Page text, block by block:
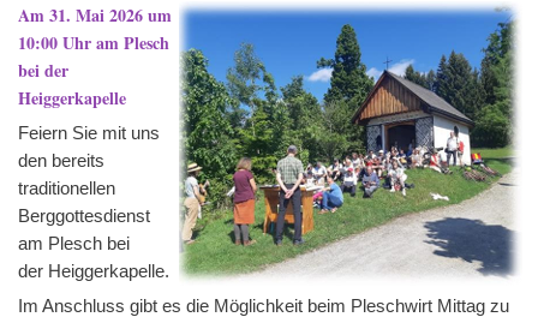
Am 31. Mai 2026 um
10:00 Uhr am Plesch
bei der
Heiggerkapelle
Feiern Sie mit uns
den bereits
traditionellen
Berggottesdienst
am Plesch bei
der Heiggerkapelle.
Im Anschluss gibt es die Möglichkeit beim Pleschwirt Mittag zu